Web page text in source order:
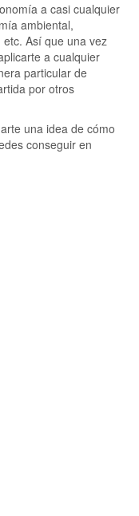
a casi cualquier
ambiental,
Así que una vez
a cualquier
particular de
por otros
una idea de cómo
conseguir en